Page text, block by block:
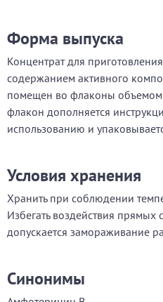
Форма выпуска
Концентрат для
содержанием активного
помещен во флаконы
флакон дополняется
использованию и
Условия хранения
Хранить при соблюдении
Избегать воздействия прямых
допускается замораживание
Синонимы